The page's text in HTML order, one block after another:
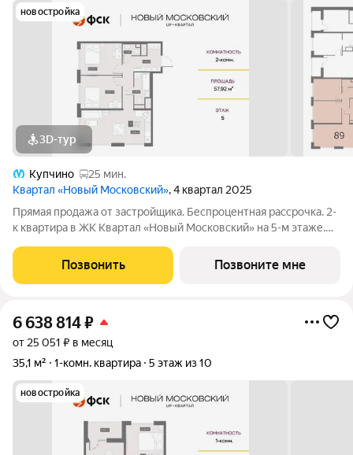
новостройка
3D-тур
Купчино
25 мин.
Квартал «Новый Московский», 4 квартал 2025
Прямая продажа от застройщика. Беспроцентная рассрочка. 2-
к квартира в ЖК Квартал «Новый Московский» на 5-м этаже.
квартал «Новый Московский» в Пушкинском районе. Этот
комплекс объединит в себе
Позвонить Позвоните мне
6 638 814₽
от 25 051 ₽ в месяц
35,1 м²
1-комн. квартира 5 этаж из 10
новостройка